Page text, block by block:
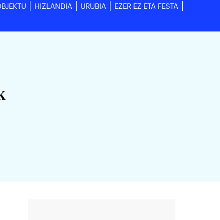
HIZLANDIA URUBIA EZER EZ ETA FESTA